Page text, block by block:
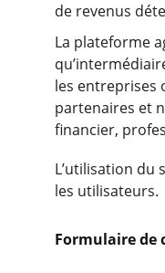
de revenus
La plateforme
les entreprises
partenaires et
financier,
L’utilisation du
les utilisateurs.
Formulaire de